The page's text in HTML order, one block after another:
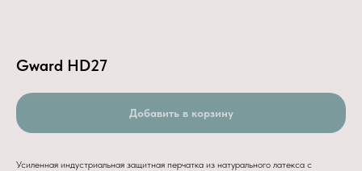
Gward HD27
Добавить в корзину
Усиленная индустриальная защитная перчатка из натурального латекса с